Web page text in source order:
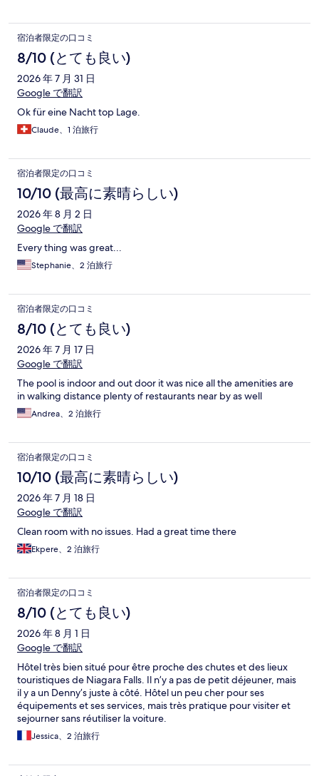
宿泊者限定の口コミ
8/10 (とても良い)
2026 年 7 月 31 日
Google で翻訳
Ok für eine Nacht top Lage.
Claude、1 泊旅行
宿泊者限定の口コミ
10/10 (最高に素晴らしい)
2026 年 8 月 2 日
Google で翻訳
Every thing was great...
Stephanie、2 泊旅行
宿泊者限定の口コミ
8/10 (とても良い)
2026 年 7 月 17 日
Google で翻訳
The pool is indoor and out door it was nice all the amenities are
in walking distance plenty of restaurants near by as well
Andrea、2 泊旅行
宿泊者限定の口コミ
10/10 (最高に素晴らしい)
2026 年 7 月 18 日
Google で翻訳
Clean room with no issues. Had a great time there
Ekpere、2 泊旅行
宿泊者限定の口コミ
8/10 (とても良い)
2026 年 8 月 1 日
Google で翻訳
Hôtel très bien situé pour être proche des chutes et des lieux
touristiques de Niagara Falls. Il n’y a pas de petit déjeuner, mais
il y a un Denny’s juste à côté. Hôtel un peu cher pour ses
équipements et ses services, mais très pratique pour visiter et
sejourner sans réutiliser la voiture.
Jessica、2 泊旅行